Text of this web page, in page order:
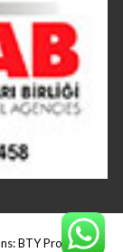
BTY Production